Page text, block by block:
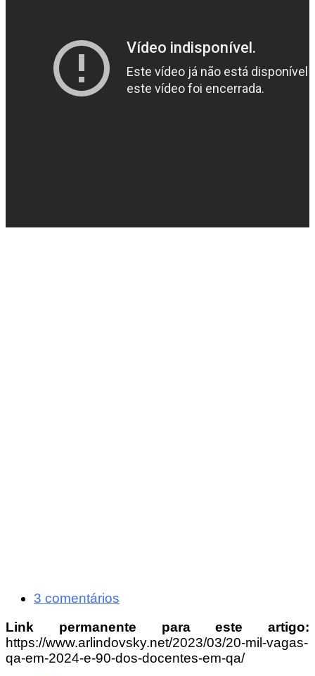
3 comentários
Link permanente para este artigo:
https://www.arlindovsky.net/2023/03/20-mil-vagas-
qa-em-2024-e-90-dos-docentes-em-qa/